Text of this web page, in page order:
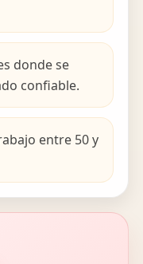
donde se
confiable.
entre 50 y